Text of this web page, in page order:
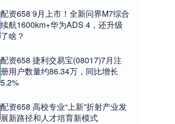
配资658 9月上市！全新问界M7综合
续航1600km+华为ADS 4，还升级
了啥？
配资658 捷利交易宝(08017)7月注
册用户数量约86.34万，同比增长
5.2%
配资658 高校专业“上新”折射产业发
展新路径和人才培育新模式